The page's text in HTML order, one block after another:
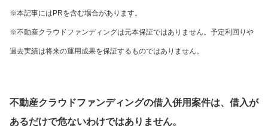
※本記事にはPRを含む場合があります。
※不動産クラウドファンディングは元本保証ではありません。予定利回りや
過去実績は将来の運用成果を保証するものではありません。
不動産クラウドファンディングの借入併用案件は、借入が
あるだけで危ないわけではありません。